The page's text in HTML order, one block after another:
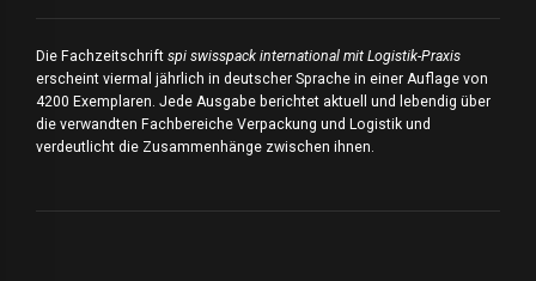
Die Fachzeitschrift spi swisspack international mit Logistik-Praxis
erscheint viermal jährlich in deutscher Sprache in einer Auflage von
4200 Exemplaren. Jede Ausgabe berichtet aktuell und lebendig über
die verwandten Fachbereiche Verpackung und Logistik und
verdeutlicht die Zusammenhänge zwischen ihnen.